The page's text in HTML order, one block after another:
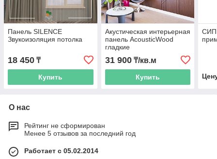
Панель SILENCE
Звукоизоляция потолка
18 450 ₸
Купить
Акустическая интерьерная
панель AcousticWood
гладкие
31 900₸/кв.м
Купить
СИП
О нас
Рейтинг не сформирован
Менее 5 отзывов за последний год
Работает с 05.02.2014